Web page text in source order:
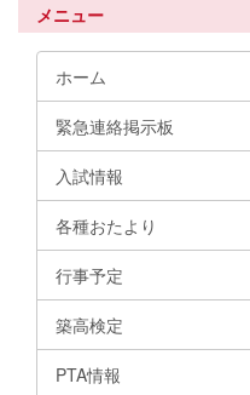
メニュー
ホーム
緊急連絡掲示板
入試情報
各種おたより
行事予定
築高検定
PTA情報